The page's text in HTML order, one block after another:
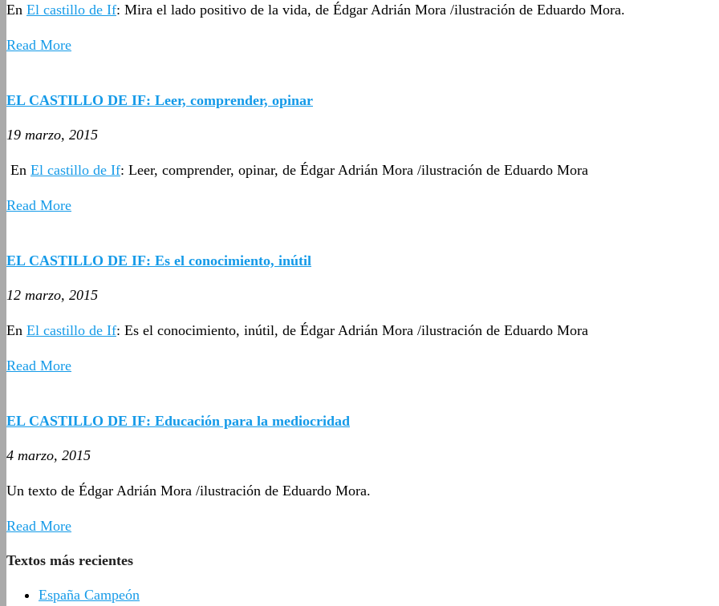
En El castillo de If: Mira el lado positivo de la vida, de Édgar Adrián Mora /ilustración de Eduardo Mora.
Read More
EL CASTILLO DE IF: Leer, comprender, opinar
19 marzo, 2015
En El castillo de If: Leer, comprender, opinar, de Édgar Adrián Mora /ilustración de Eduardo Mora
Read More
EL CASTILLO DE IF: Es el conocimiento, inútil
12 marzo, 2015
En El castillo de If: Es el conocimiento, inútil, de Édgar Adrián Mora /ilustración de Eduardo Mora
Read More
EL CASTILLO DE IF: Educación para la mediocridad
4 marzo, 2015
Un texto de Édgar Adrián Mora /ilustración de Eduardo Mora.
Read More
Textos más recientes
España Campeón